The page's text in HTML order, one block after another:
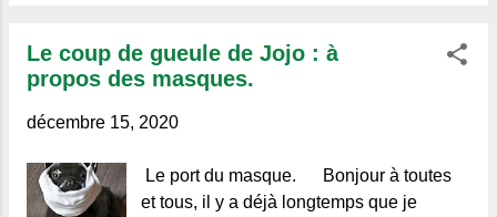
Le coup de gueule de Jojo : à
propos des masques.
décembre 15, 2020
Le port du masque. Bonjour à toutes
et tous, il y a déjà longtemps que je